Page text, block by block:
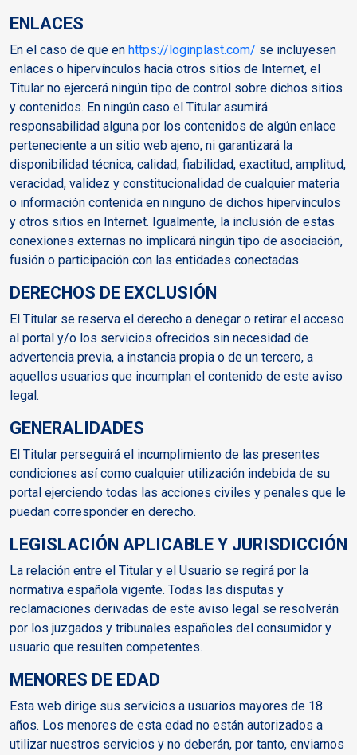
ENLACES
En el caso de que en https://loginplast.com/ se incluyesen
enlaces o hipervínculos hacia otros sitios de Internet, el
Titular no ejercerá ningún tipo de control sobre dichos sitios
y contenidos. En ningún caso el Titular asumirá
responsabilidad alguna por los contenidos de algún enlace
perteneciente a un sitio web ajeno, ni garantizará la
disponibilidad técnica, calidad, fiabilidad, exactitud, amplitud,
veracidad, validez y constitucionalidad de cualquier materia
o información contenida en ninguno de dichos hipervínculos
y otros sitios en Internet. Igualmente, la inclusión de estas
conexiones externas no implicará ningún tipo de asociación,
fusión o participación con las entidades conectadas.
DERECHOS DE EXCLUSIÓN
El Titular se reserva el derecho a denegar o retirar el acceso
al portal y/o los servicios ofrecidos sin necesidad de
advertencia previa, a instancia propia o de un tercero, a
aquellos usuarios que incumplan el contenido de este aviso
legal.
GENERALIDADES
El Titular perseguirá el incumplimiento de las presentes
condiciones así como cualquier utilización indebida de su
portal ejerciendo todas las acciones civiles y penales que le
puedan corresponder en derecho.
LEGISLACIÓN APLICABLE Y JURISDICCIÓN
La relación entre el Titular y el Usuario se regirá por la
normativa española vigente. Todas las disputas y
reclamaciones derivadas de este aviso legal se resolverán
por los juzgados y tribunales españoles del consumidor y
usuario que resulten competentes.
MENORES DE EDAD
Esta web dirige sus servicios a usuarios mayores de 18
años. Los menores de esta edad no están autorizados a
utilizar nuestros servicios y no deberán, por tanto, enviarnos